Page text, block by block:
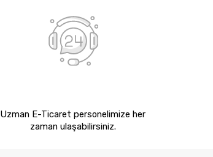
Uzman E-Ticaret personelimize her
zaman ulaşabilirsiniz.